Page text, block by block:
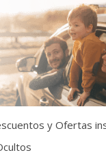
y Ofertas
Iniciar sesión con